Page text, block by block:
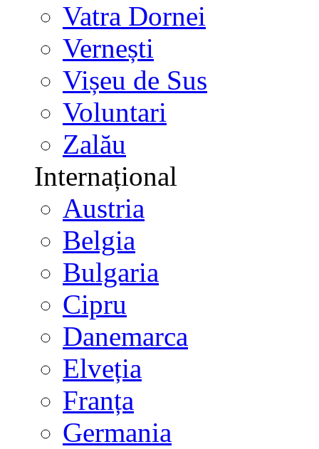
Vatra Dornei
Vernești
Vișeu de Sus
Voluntari
Zalău
Internațional
Austria
Belgia
Bulgaria
Cipru
Danemarca
Elveția
Franța
Germania